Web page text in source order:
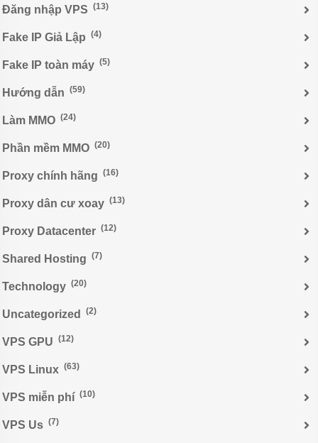
Đăng nhập VPS (13)
Fake IP Giả Lập (4)
Fake IP toàn máy (5)
Hướng dẫn (59)
Làm MMO (24)
Phần mềm MMO (20)
Proxy chính hãng (16)
Proxy dân cư xoay (13)
Proxy Datacenter (12)
Shared Hosting (7)
Technology (20)
Uncategorized (2)
VPS GPU (12)
VPS Linux (63)
VPS miễn phí (10)
VPS Us (7)